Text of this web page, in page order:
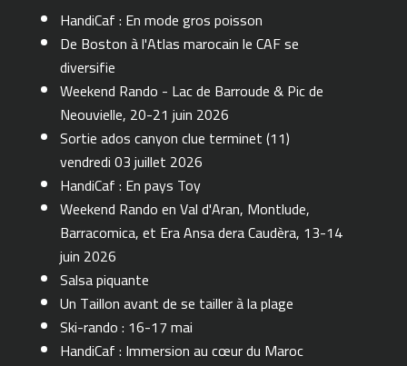
HandiCaf : En mode gros poisson
De Boston à l'Atlas marocain le CAF se
diversifie
Weekend Rando - Lac de Barroude & Pic de
Neouvielle, 20-21 juin 2026
Sortie ados canyon clue terminet (11)
vendredi 03 juillet 2026
HandiCaf : En pays Toy
Weekend Rando en Val d'Aran, Montlude,
Barracomica, et Era Ansa dera Caudèra, 13-14
juin 2026
Salsa piquante
Un Taillon avant de se tailler à la plage
Ski-rando : 16-17 mai
HandiCaf : Immersion au cœur du Maroc